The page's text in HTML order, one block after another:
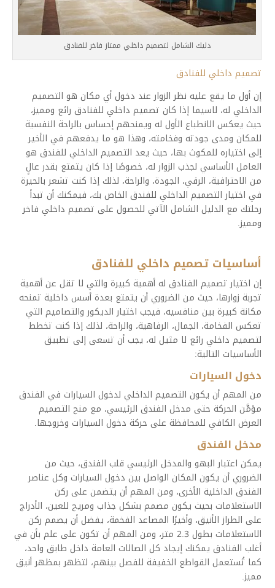
دليك الشامل لتصميم داخلي ممتاز فاخر للفنادق
تصميم داخلي للفنادق
إن أول ما يقع عليه نظر الزوار عند دخول أي مكان هو التصميم
الداخلي له، لاسيما إذا كان تصميم داخلي للفنادق رائع ومميز،
حيث يعكس الانطباع الأول له ويمنحهم إحساس بالراحة النفسية
للمكان ومدى جودته وفخامته، وهذا هو ما يدفعهم في الأخير
إلى اختياره للمكوث بها، حيث يعد التصميم الداخلي للفندق هو
العامل الأساسي لجذب الزوار له، خصوصًا إذا كان يتمتع بقدر عالٍ
من الاحترافية، الرقي، الجودة، والراحة، لذلك إذا كنت تشعر بالحيرة
في اختيار التصميم الداخلي للفندق الخاص بك، فيمكنك أن تبدأ
رحلتك مع الدليل الشامل الآتي للحصول على تصميم داخلي فاخر
ومميز.
أساسيات تصميم داخلي للفنادق
إن اختيار تصميم الفنادق له أهمية كبيرة والتي لا تقل عن أهمية
تجربة زوارها، حيث من الضروري أن يتمتع بعدة أسس داخلية تمنحه
مكانة كبيرة بين منافسيه، فيجب اختيار الديكور والتصاميم التي
تعكس الفخامة، الجمال، الرفاهية، والراحة، لذلك إذا كنت تخطط
لتصميم داخلي رائع لا مثيل له، يجب أن تسعى إلى تطبيق
الأساسيات التالية:
دخول السيارات
من المهم أن يكون التصميم الداخلي لدخول السيارات في الفندق
مؤمَّن الحركة حتى مدخل الفندق الرئيسي، مع منح التصميم
العرض الكافي للمحافظة على حركة دخول السيارات وخروجها.
مدخل الفندق
يمكن اعتبار البهو والمدخل الرئيسي قلب الفندق، حيث من
الضروري أن يكون المكان الواصل بين دخول السيارات وكل عناصر
الفندق الداخلية الأخرى، ومن المهم أن يتضمن على ركن
الاستعلامات بحيث يكون مصمم بشكل جذاب ومريح للعين، الأدراج
على الطراز الأنيق، وأخيرًا المصاعد الفخمة، يفضل أن يصمم ركن
الاستعلامات بطول 2.3 متر، ومن المهم أن تكون على علم بأن في
أغلب الفنادق يمكنك إيجاد كل الصالات العامة داخل طابق واحد،
كما تُستعمل القواطع الخفيفة للفصل بينهم، لتظهر بمظهر أنيق
مميز.